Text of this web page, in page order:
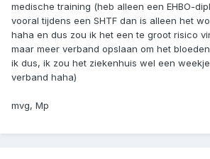
medische training (heb alleen een EHBO-
vooral tijdens een SHTF dan is alleen het
haha en dus zou ik het een te groot risico
maar meer verband opslaan om het
ik dus, ik zou het ziekenhuis wel een
verband haha)
mvg, Mp